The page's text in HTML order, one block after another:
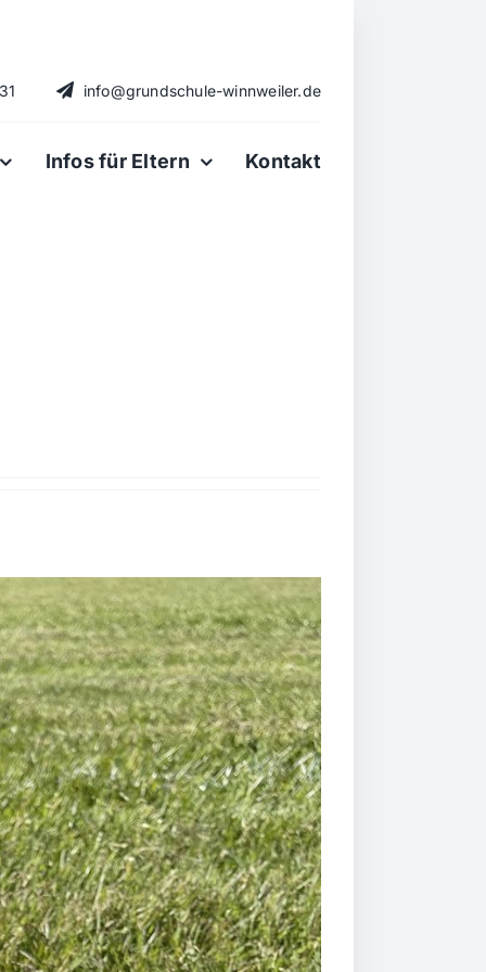
info@grundschule-winnweiler.de
Infos für Eltern Kontakt